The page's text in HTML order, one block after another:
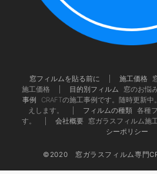
窓フィルムを貼る前に 施工価格
施工価格
目的別フィルム 窓のお悩
事例
CRAFTの施工事例です。随時更新中。
えします。
フィルムの種類
各種
す。
会社概要 窓ガラスフィルム施
シーポリシー
©2020 窓ガラスフィルム専門